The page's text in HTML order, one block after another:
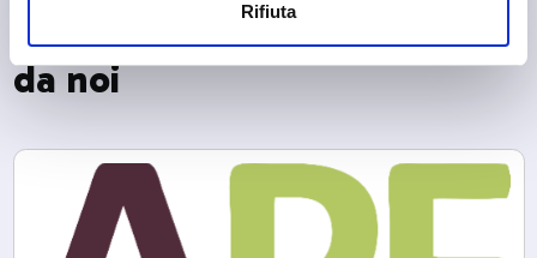
Rifiuta
🤝 Partner di fiducia scelti
da noi